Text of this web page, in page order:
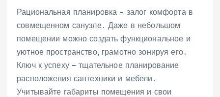
Рациональная планировка – залог комфорта в
совмещенном санузле․ Даже в небольшом
помещении можно создать функциональное и
уютное пространство, грамотно зонируя его․
Ключ к успеху – тщательное планирование
расположения сантехники и мебели․
Учитывайте габариты помещения и свои